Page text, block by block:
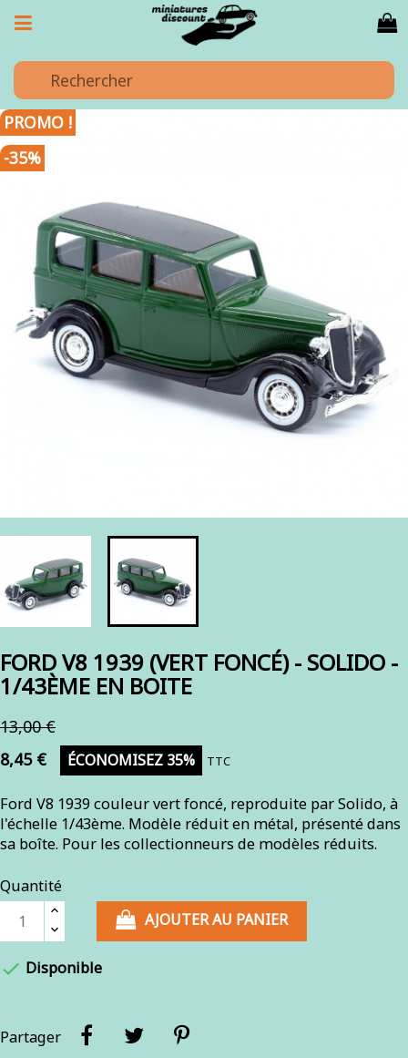
PROMO !
-35%
FORD V8 1939 (VERT FONCÉ) - SOLIDO -
1/43ÈME EN BOITE
13,00 €
8,45 €
ÉCONOMISEZ 35% TTC
Ford V8 1939 couleur vert foncé, reproduite par Solido, à
l'échelle 1/43ème. Modèle réduit en métal, présenté dans
sa boîte. Pour les collectionneurs de modèles réduits.
Quantité
AJOUTER AU PANIER
 Disponible
Partager